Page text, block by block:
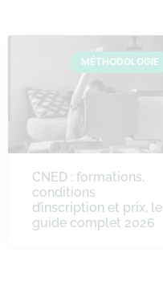
MÉTHODOLOGIE
CNED : formations,
conditions
d’inscription et prix, le
guide complet 2026